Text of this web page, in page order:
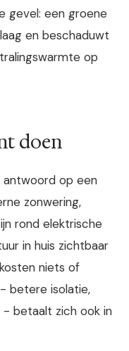
gevel: een groene
en beschaduwt
op
doen
antwoord op een
zonwering,
rond elektrische
in huis zichtbaar
niets of
betere isolatie,
- betaalt zich ook in